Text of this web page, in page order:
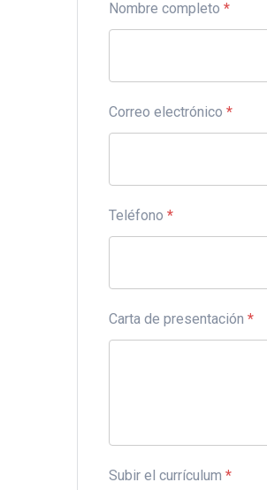
Nombre completo *
Correo electrónico *
Teléfono *
Carta de presentación *
Subir el currículum *